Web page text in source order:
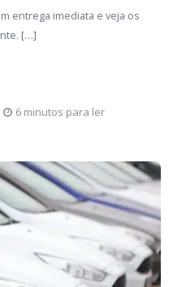
entrega imediata e veja os
[…]
6 minutos para ler